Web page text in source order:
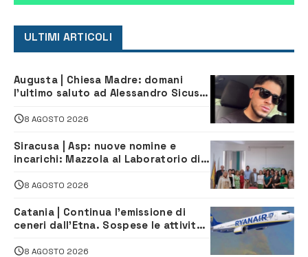
ULTIMI ARTICOLI
Augusta | Chiesa Madre: domani
l’ultimo saluto ad Alessandro Sicuso,
8 AGOSTO 2026
Siracusa | Asp: nuove nomine e
incarichi: Mazzola al Laboratorio di
Servizio Legale
8 AGOSTO 2026
Catania | Continua l’emissione di
ceneri dall’Etna. Sospese le attività
8 AGOSTO 2026